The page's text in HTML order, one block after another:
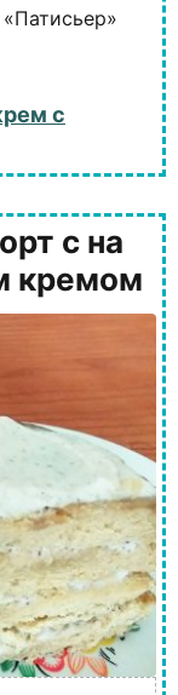
с
с на
кремом